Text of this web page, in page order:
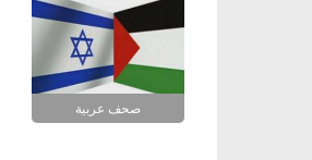
صحف عربية